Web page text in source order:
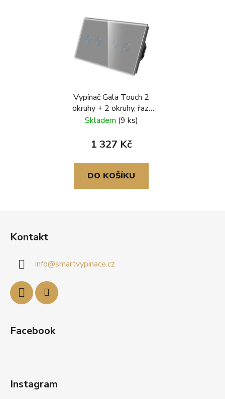
Vypínač Gala Touch 2
okruhy + 2 okruhy, řaz.
č.5, skleněný rámeček,
Skladem (9 ks)
1 327 Kč
DO KOŠÍKU
Kontakt
info@smartvypinace.cz
Facebook
Instagram